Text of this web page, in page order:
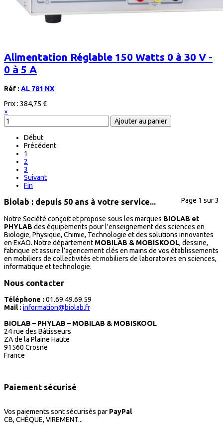
Alimentation Réglable 150 Watts 0 à 30 V -
0 à 5 A
Réf : AL 781 NX
Prix : 384,75 €
×
Début
Précédent
1
2
3
Suivant
Fin
Page 1 sur 3
Biolab : depuis 50 ans à votre service...
Notre Société conçoit et propose sous les marques BIOLAB et
PHYLAB des équipements pour l'enseignement des sciences en
Biologie, Physique, Chimie, Technologie et des solutions innovantes
en ExAO. Notre département MOBILAB & MOBISKOOL, dessine,
fabrique et assure l’agencement clés en mains de vos établissements
en mobiliers de collectivités et mobiliers de laboratoires en sciences,
informatique et technologie.
Nous contacter
Téléphone : 01.69.49.69.59
Mail : information@biolab.fr
BIOLAB – PHYLAB – MOBILAB & MOBISKOOL
24 rue des Bâtisseurs
ZA de la Plaine Haute
91560 Crosne
France
Paiement sécurisé
Vos paiements sont sécurisés par PayPal
CB, CHÈQUE, VIREMENT...